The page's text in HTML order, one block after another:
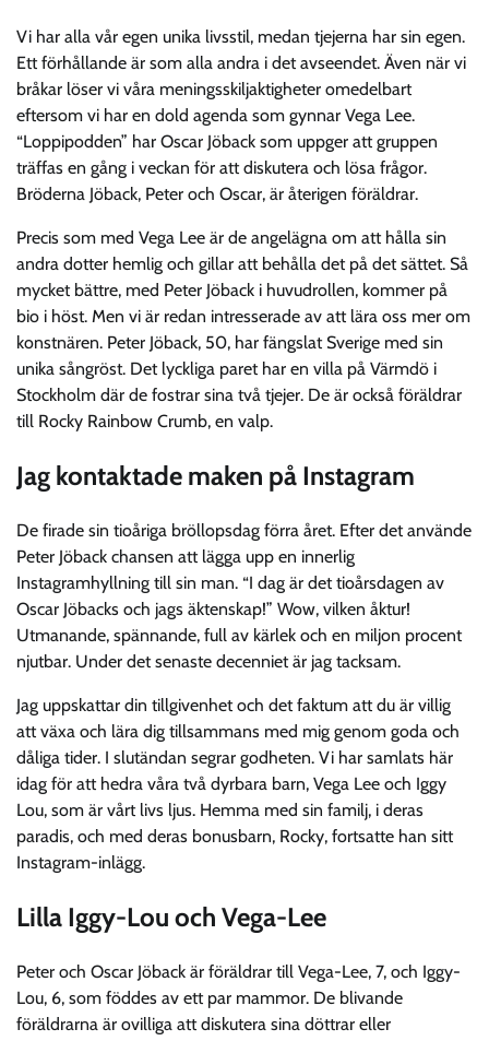
Vi har alla vår egen unika livsstil, medan tjejerna har sin egen.
Ett förhållande är som alla andra i det avseendet. Även när vi
bråkar löser vi våra meningsskiljaktigheter omedelbart
eftersom vi har en dold agenda som gynnar Vega Lee.
“Loppipodden” har Oscar Jöback som uppger att gruppen
träffas en gång i veckan för att diskutera och lösa frågor.
Bröderna Jöback, Peter och Oscar, är återigen föräldrar.
Precis som med Vega Lee är de angelägna om att hålla sin
andra dotter hemlig och gillar att behålla det på det sättet. Så
mycket bättre, med Peter Jöback i huvudrollen, kommer på
bio i höst. Men vi är redan intresserade av att lära oss mer om
konstnären. Peter Jöback, 50, har fängslat Sverige med sin
unika sångröst. Det lyckliga paret har en villa på Värmdö i
Stockholm där de fostrar sina två tjejer. De är också föräldrar
till Rocky Rainbow Crumb, en valp.
Jag kontaktade maken på Instagram
De firade sin tioåriga bröllopsdag förra året. Efter det använde
Peter Jöback chansen att lägga upp en innerlig
Instagramhyllning till sin man. “I dag är det tioårsdagen av
Oscar Jöbacks och jags äktenskap!” Wow, vilken åktur!
Utmanande, spännande, full av kärlek och en miljon procent
njutbar. Under det senaste decenniet är jag tacksam.
Jag uppskattar din tillgivenhet och det faktum att du är villig
att växa och lära dig tillsammans med mig genom goda och
dåliga tider. I slutändan segrar godheten. Vi har samlats här
idag för att hedra våra två dyrbara barn, Vega Lee och Iggy
Lou, som är vårt livs ljus. Hemma med sin familj, i deras
paradis, och med deras bonusbarn, Rocky, fortsatte han sitt
Instagram-inlägg.
Lilla Iggy-Lou och Vega-Lee
Peter och Oscar Jöback är föräldrar till Vega-Lee, 7, och Iggy-
Lou, 6, som föddes av ett par mammor. De blivande
föräldrarna är ovilliga att diskutera sina döttrar eller